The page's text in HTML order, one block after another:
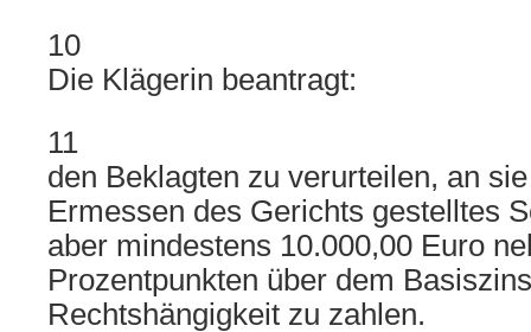
10
Die Klägerin beantragt:
11
den Beklagten zu verurteilen, an
Ermessen des Gerichts gestelltes
aber mindestens 10.000,00 Euro
Prozentpunkten über dem
Rechtshängigkeit zu zahlen.